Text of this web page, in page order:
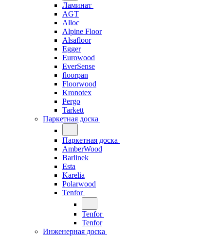
Ламинат
AGT
Alloc
Alpine Floor
Alsafloor
Egger
Eurowood
EverSense
floorpan
Floorwood
Kronotex
Pergo
Tarkett
Паркетная доска
Паркетная доска
AmberWood
Barlinek
Esta
Karelia
Polarwood
Tenfor
Tenfor
Tenfor
Инженерная доска